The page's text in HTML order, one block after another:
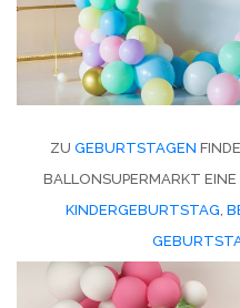
ZU GEBURTSTAGEN
BALLONSUPERMARKT
KINDERGEBURTSTAG